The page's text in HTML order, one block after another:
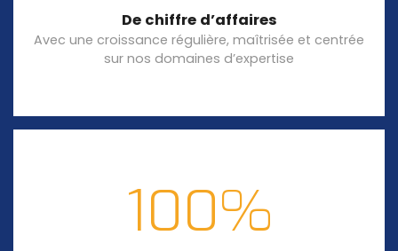
De chiffre d’affaires
Avec une croissance régulière, maîtrisée et centrée
sur nos domaines d’expertise
100%